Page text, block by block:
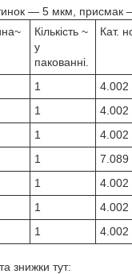
— 5 мкм, присмак
Кількість ~
у
пакованні.
Кат.
1
4.002
1
4.002
1
4.002
1
7.089
1
4.002
1
4.002
1 4.002
знижки тут: